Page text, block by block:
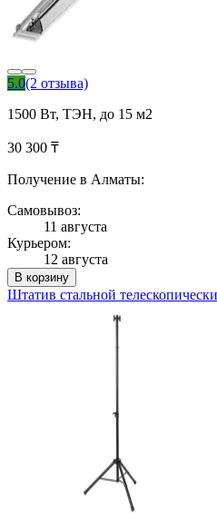
5.0(2 отзыва)
1500 Вт, ТЭН, до 15 м2
30 300 ₸
Получение в Алматы:
Самовывоз:
11 августа
Курьером:
12 августа
В корзину
Штатив стальной